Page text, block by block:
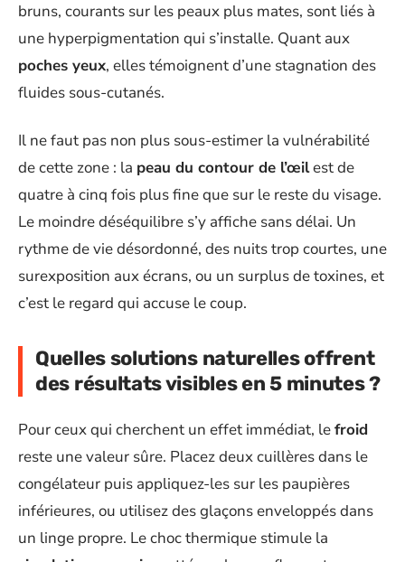
bruns, courants sur les peaux plus mates, sont liés à
une hyperpigmentation qui s’installe. Quant aux
poches yeux, elles témoignent d’une stagnation des
fluides sous-cutanés.
Il ne faut pas non plus sous-estimer la vulnérabilité
de cette zone : la peau du contour de l’œilest de
quatre à cinq fois plus fine que sur le reste du visage.
Le moindre déséquilibre s’y affiche sans délai. Un
rythme de vie désordonné, des nuits trop courtes, une
surexposition aux écrans, ou un surplus de toxines, et
c’est le regard qui accuse le coup.
Quelles solutions naturelles offrent
des résultats visibles en 5 minutes ?
Pour ceux qui cherchent un effet immédiat, lefroid
reste une valeur sûre. Placez deux cuillères dans le
congélateur puis appliquez-les sur les paupières
inférieures, ou utilisez des glaçons enveloppés dans
un linge propre. Le choc thermique stimule la